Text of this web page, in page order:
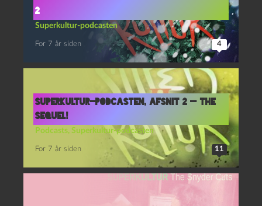
2
Superkultur-podcasten
For 7 år siden 4
Superkultur-podcasten, afsnit 2 — the
sequel!
Podcasts, Superkultur-podcasten
For 7 år siden 11